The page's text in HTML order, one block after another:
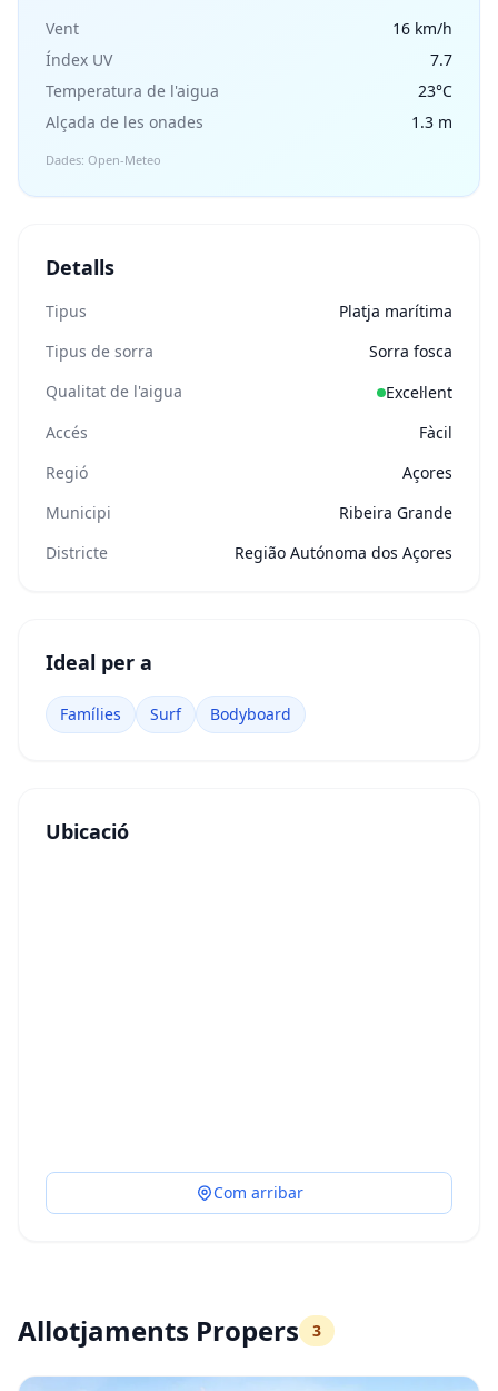
Vent
16 km/h
Índex UV
7.7
Temperatura de l'aigua
23°C
Alçada de les onades
1.3 m
Dades: Open-Meteo
Detalls
Tipus
Platja marítima
Tipus de sorra
Sorra fosca
Qualitat de l'aigua
Excel·lent
Accés
Fàcil
Regió
Açores
Municipi
Ribeira Grande
Districte
Região Autónoma dos Açores
Ideal per a
Famílies Surf Bodyboard
Ubicació
Com arribar
Allotjaments Propers 3